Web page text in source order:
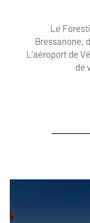
Le
Bressanone,
L'aéroport de
de